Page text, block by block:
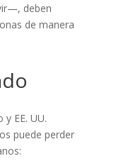
deben
de manera
EE. UU.
puede perder